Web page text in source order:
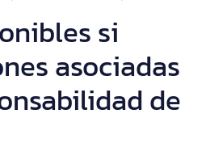
si
asociadas
de